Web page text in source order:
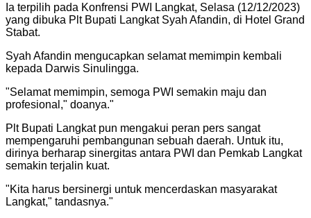
Ia terpilih pada Konfrensi PWI Langkat, Selasa (12/12/2023)
yang dibuka Plt Bupati Langkat Syah Afandin, di Hotel Grand
Stabat.
Syah Afandin mengucapkan selamat memimpin kembali
kepada Darwis Sinulingga.
"Selamat memimpin, semoga PWI semakin maju dan
profesional," doanya."
Plt Bupati Langkat pun mengakui peran pers sangat
mempengaruhi pembangunan sebuah daerah. Untuk itu,
dirinya berharap sinergitas antara PWI dan Pemkab Langkat
semakin terjalin kuat.
"Kita harus bersinergi untuk mencerdaskan masyarakat
Langkat," tandasnya."